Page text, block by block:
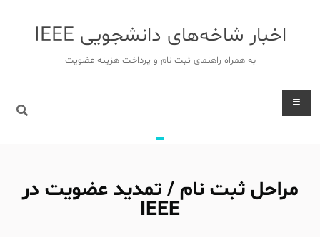
اخبار شاخه‌های دانشجویی IEEE
به همراه راهنمای ثبت نام و پرداخت هزینه عضویت
مراحل ثبت نام / تمدید عضویت در
IEEE